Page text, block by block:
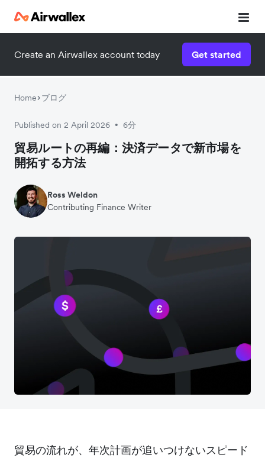
Create an Airwallex account today Get started
Home ブログ
Published on 2 April 2026 • 6分
貿易ルートの再編：決済データで新市場を
開拓する方法
Ross Weldon
Contributing Finance Writer
貿易の流れが、年次計画が追いつけないスピード